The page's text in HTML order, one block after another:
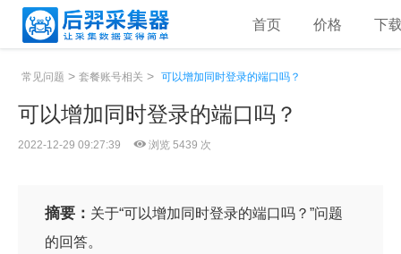
首页 价格 下
常见问题 > 套餐账号相关 > 可以增加同时登录的端口吗？
可以增加同时登录的端口吗？
2022-12-29 09:27:39 浏览 5439 次
摘要： 关于“可以增加同时登录的端口吗？”问题
的回答。